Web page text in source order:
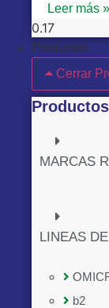
Leer más »
Productos
Cerrar
Productos
MARCAS
LINEAS
b2